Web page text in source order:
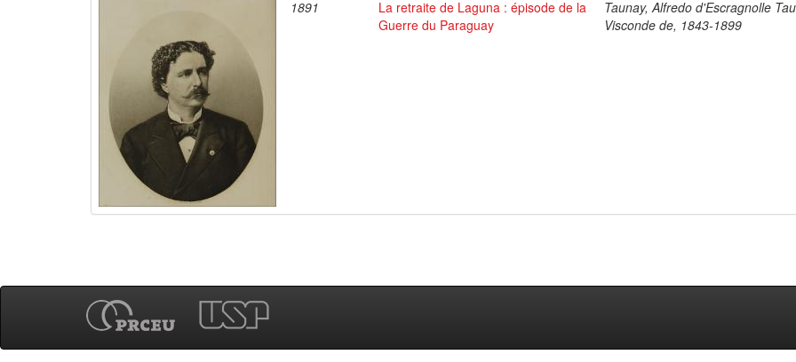
1891
La retraite de Laguna : épisode de la
Guerre du Paraguay
Taunay, Alfredo d'Escragnolle
Visconde de, 1843-1899